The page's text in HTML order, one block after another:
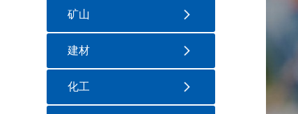
矿山
建材
化工